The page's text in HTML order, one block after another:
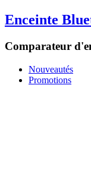
Enceinte
Comparateur
Nouveautés
Promotions